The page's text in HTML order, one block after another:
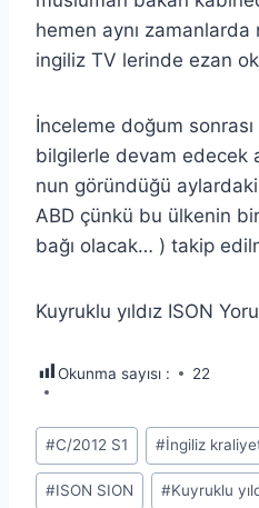
hemen aynı zamanlarda
ingiliz TV lerinde ezan
İnceleme doğum
bilgilerle devam edecek
nun göründüğü
ABD çünkü bu ülkenin
bağı olacak… ) takip
Kuyruklu yıldız ISON
Okunma sayısı : 22
Post
Tags:
#C/2012 S1 #İngiliz
#ISON SION #Kuyruklu